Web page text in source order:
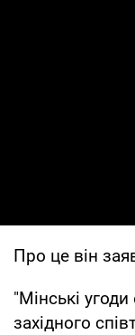
Про це він
"Мінські
західного